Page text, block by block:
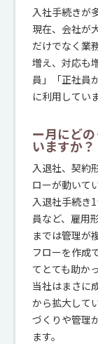
入社手続きが
現在、会社が
だけでなく業
増え、対応も
員」「正社員
に利用してい
ー月にど
いますか？
入退社、契約
ローが動いて
入退社手続き
員など、雇用
までは管理が
フローを作成
てとても助か
当社はまさに
から拡大して
づくりや管理
ます。